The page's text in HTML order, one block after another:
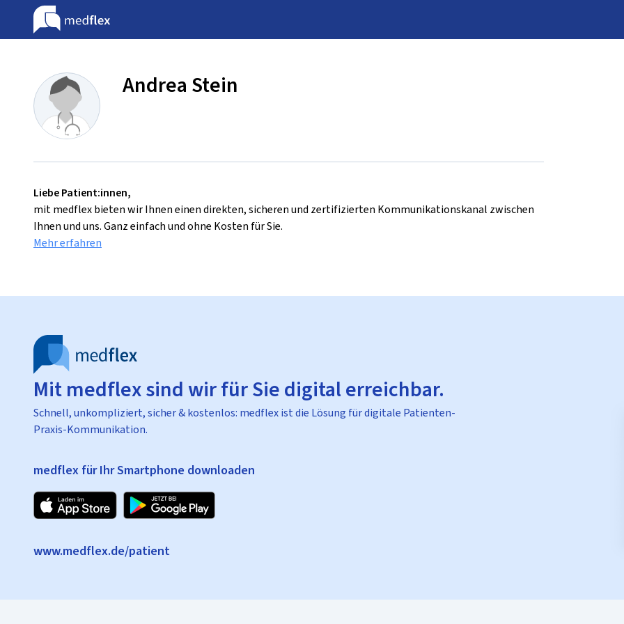
Andrea Stein
Liebe Patient:innen,
mit medflex bieten wir Ihnen einen direkten, sicheren und zertifizierten Kommunikationskanal zwischen
Ihnen und uns. Ganz einfach und ohne Kosten für Sie.
Mehr erfahren
Mit medflex sind wir für Sie digital erreichbar.
Schnell, unkompliziert, sicher & kostenlos: medflex ist die Lösung für digitale Patienten-
Praxis-Kommunikation.
medflex für Ihr Smartphone downloaden
www.medflex.de/patient